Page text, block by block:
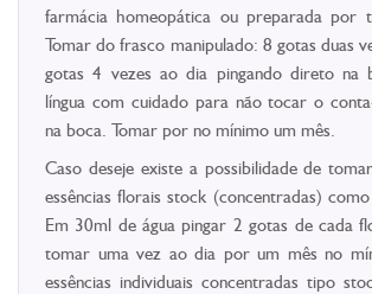
farmácia homeopática ou preparada por
Tomar do frasco manipulado: 8 gotas duas
gotas 4 vezes ao dia pingando direto na
língua com cuidado para não tocar o
na boca. Tomar por no mínimo um mês.
Caso deseje existe a possibilidade de
essências florais stock (concentradas)
Em 30ml de água pingar 2 gotas de cada
tomar uma vez ao dia por um mês no
essências individuais concentradas tipo